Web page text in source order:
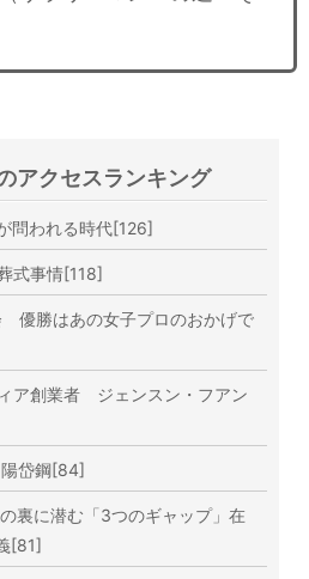
アクセスランキング
問われる時代[126]
式事情[118]
勝はあの女子プロのおかげで
ア創業者 ジェンスン・フアン
岱鋼[84]
裏に潜む「3つのギャップ」在
[81]